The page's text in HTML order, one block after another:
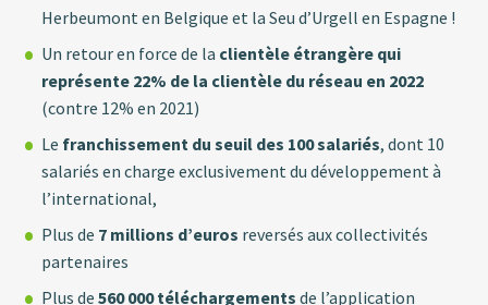
Herbeumont en Belgique et la Seu d’Urgell en Espagne !
Un retour en force de la clientèle étrangère qui
représente 22% de la clientèle du réseau en 2022
(contre 12% en 2021)
Le franchissement du seuil des 100 salariés, dont 10
salariés en charge exclusivement du développement à
l’international,
Plus de 7 millions d’euros reversés aux collectivités
partenaires
Plus de 560 000 téléchargements de l’application